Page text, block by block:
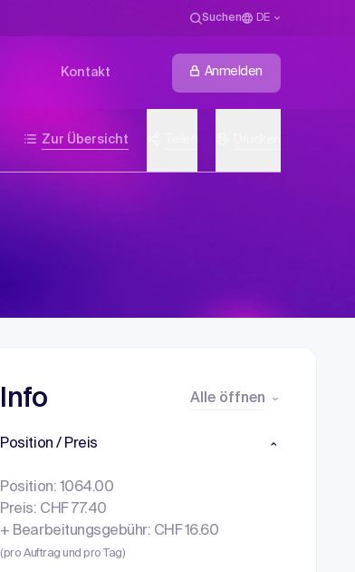
Suchen DE
Kontakt Anmelden
Zur Übersicht
Info Alle öffnen
Position / Preis
Position: 1064.00
Preis: CHF 77.40
+ Bearbeitungsgebühr: CHF 16.60
(pro Auftrag und pro Tag)